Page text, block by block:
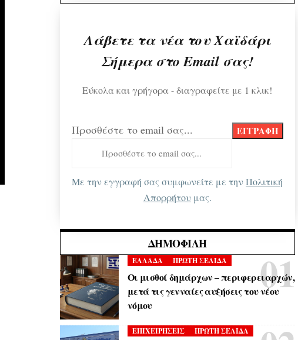
Λάβετε τα νέα του Χαϊδάρι
Σήμερα στο Email σας!
Εύκολα και γρήγορα - διαγραφείτε με 1 κλικ!
Προσθέστε το email σας...
Με την εγγραφή σας συμφωνείτε με τηνΠολιτική
Απορρήτουμας.
ΔΗΜΟΦΙΛΉ
ΕΛΛΑΔΑ ΠΡΩΤΗ ΣΕΛΙΔΑ
Οι μισθοί δημάρχων – περιφερειαρχών,
μετά τις γενναίες αυξήσεις του νέου
νόμου
ΕΠΙΧΕΙΡΗΣΕΙΣ ΠΡΩΤΗ ΣΕΛΙΔΑ